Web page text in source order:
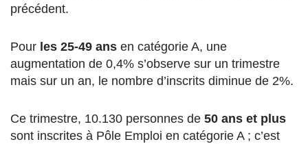
précédent.
Pour les 25-49 ans en catégorie A, une
augmentation de 0,4% s’observe sur un trimestre
mais sur un an, le nombre d’inscrits diminue de 2%.
Ce trimestre, 10.130 personnes de 50 ans et plus
sont inscrites à Pôle Emploi en catégorie A ; c’est